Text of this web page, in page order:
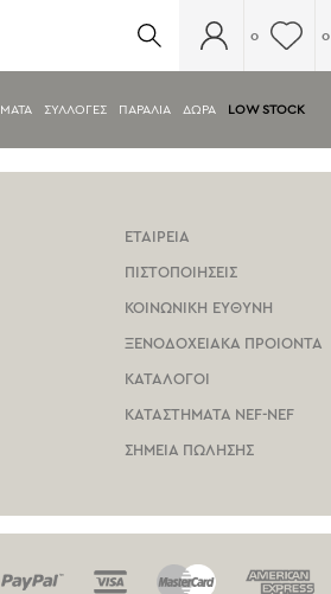
0 0
ΣΥΛΛΟΓΕΣ ΠΑΡΑΛΙΑ ΔΩΡΑ LOW STOCK
ΕΤΑΙΡΕΙΑ
ΠΙΣΤΟΠΟΙΗΣΕΙΣ
ΚΟΙΝΩΝΙΚΗ ΕΥΘΥΝΗ
ΞΕΝΟΔΟΧΕΙΑΚΑ ΠΡΟΙΟΝΤΑ
ΚΑΤΑΛΟΓΟΙ
ΚΑΤΑΣΤΗΜΑΤΑ NEF-NEF
ΣΗΜΕΙΑ ΠΩΛΗΣΗΣ